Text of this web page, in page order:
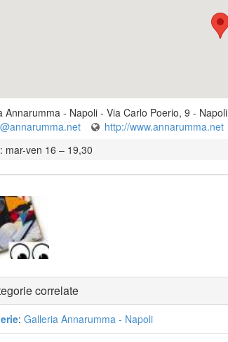
Annarumma - Napoli - Via Carlo Poerio, 9 - Napoli
http://www.annarumma.net
mar-ven 16 – 19,30
correlate
: Galleria Annarumma - Napoli